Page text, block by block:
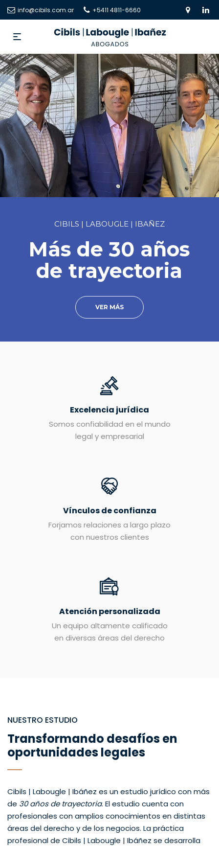
info@cibils.com.ar +5411 4811-6660
VER MÁS
CIBILS | LABOUGLE | IBAÑEZ
Más de 30 años
de trayectoria
Excelencia jurídica
Somos confiabilidad en el mundo
legal y empresarial
Vínculos de confianza
Forjamos relaciones a largo plazo
con nuestros clientes
Atención personalizada
Un equipo altamente calificado
en diversas áreas del derecho
NUESTRO ESTUDIO
Transformando desafíos en
oportunidades legales
Cibils | Labougle | Ibáñez es un estudio jurídico con más
de 30 años de trayectoria. El estudio cuenta con
profesionales con amplios conocimientos en distintas
áreas del derecho y de los negocios. La práctica
profesional de Cibils | Labougle | Ibáñez se desarrolla